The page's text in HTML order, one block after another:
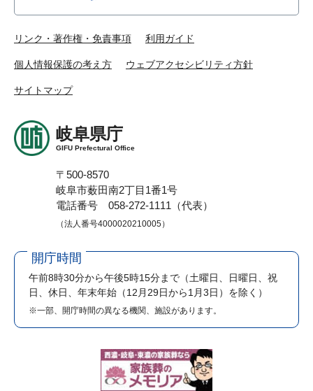
リンク・著作権・免責事項 利用ガイド
個人情報保護の考え方 ウェブアクセシビリティ方針
サイトマップ
岐阜県庁
GIFU Prefectural Office
〒500-8570
岐阜市薮田南2丁目1番1号
電話番号 058-272-1111（代表）
（法人番号4000020210005）
開庁時間
午前8時30分から午後5時15分まで （土曜日、日曜日、祝
日、休日、年末年始（12月29日から1月3日）を除く）
※一部、開庁時間の異なる機関、施設があります。